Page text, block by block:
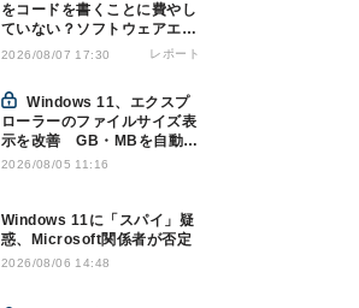
をコードを書くことに費やし
ていない？ソフトウェアエン
ジニアリングにおけるAIの8
2026/08/07 17:30 レポート
Windows 11、エクスプ
ローラーのファイルサイズ表
示を改善 GB・MBを自動表
示へ
2026/08/05 11:16
Windows 11に「スパイ」疑
惑、Microsoft関係者が否定
2026/08/06 14:48